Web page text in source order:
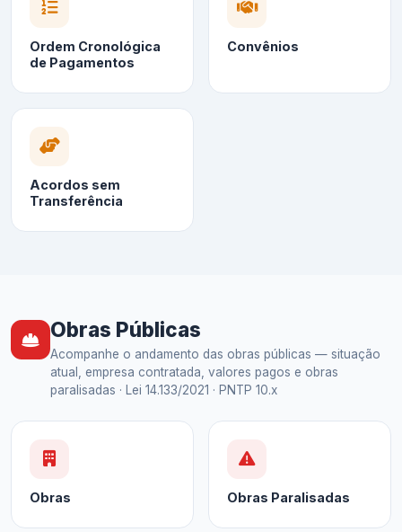
Ordem Cronológica
de Pagamentos
Convênios
Acordos sem
Transferência
Obras Públicas
Acompanhe o andamento das obras públicas — situação
atual, empresa contratada, valores pagos e obras
paralisadas · Lei 14.133/2021 · PNTP 10.x
Obras Obras Paralisadas